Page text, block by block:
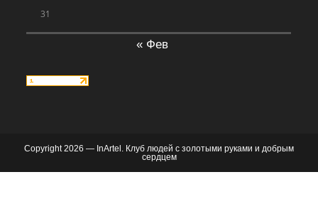
31
« Фев
Copyright 2026 — InArtel. Клуб людей с золотыми руками и добрым
сердцем